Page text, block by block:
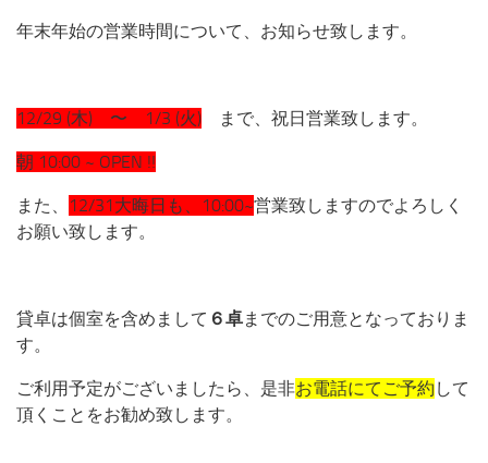
ブログ
ホームページ
年末年始の営業時間について、お知らせ致します。
12/29 (木) 〜 1/3 (火) まで、祝日営業致します。
朝 10:00 ~ OPEN !!
また、 12/31大晦日も、10:00~営業致しますのでよろしく
お願い致します。
貸卓は個室を含めまして ６卓までのご用意となっておりま
す。
ご利用予定がございましたら、是非お電話にてご予約 して
頂くことをお勧め致します。